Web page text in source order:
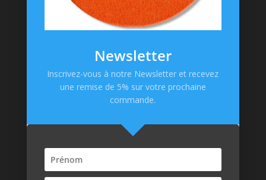
Mentions Légales
Politique de confidentialité
Paiement en ligne
Newsletter
Inscrivez-vous à notre Newsletter et recevez
une remise de 5% sur votre prochaine
commande.